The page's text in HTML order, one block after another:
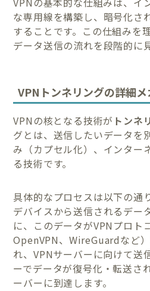
な専用線を構築し、暗号化さ
することです。この仕組みを
データ送信の流れを段階的に
VPNトンネリングの詳細
VPNの核となる技術が トンネ
グとは、送信したいデータを
み（カプセル化）、インター
る技術です。
具体的なプロセスは以下の通
デバイスから送信されるデー
に、このデータがVPNプロト
OpenVPN、WireGuardなど
れ、VPNサーバーに向けて送
ーでデータが復号化・転送さ
ーバーに到達します。